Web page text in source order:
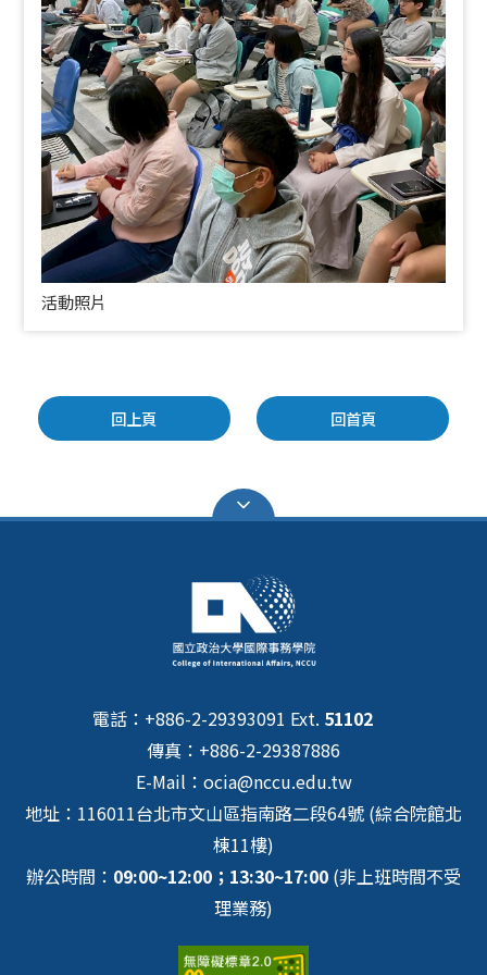
活動照片
回上頁 回首頁
電話：+886-2-29393091 Ext. 51102
傳真：+886-2-29387886
E-Mail：ocia@nccu.edu.tw
地址：116011台北市文山區指南路二段64號 (綜合院館北
棟11樓)
辦公時間： 09:00~12:00；13:30~17:00 (非上班時間不受
理業務)